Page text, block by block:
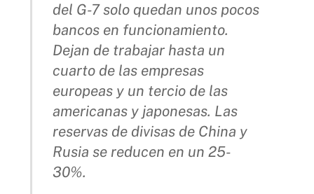
del G-7 solo quedan unos pocos
bancos en funcionamiento.
Dejan de trabajar hasta un
cuarto de las empresas
europeas y un tercio de las
americanas y japonesas. Las
reservas de divisas de China y
Rusia se reducen en un 25-
30%.